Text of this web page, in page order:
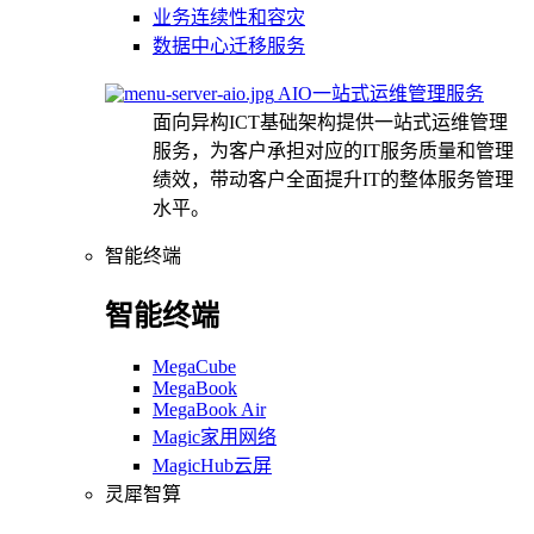
业务连续性和容灾
数据中心迁移服务
AIO一站式运维管理服务
面向异构ICT基础架构提供一站式运维管理
服务，为客户承担对应的IT服务质量和管理
绩效，带动客户全面提升IT的整体服务管理
水平。
智能终端
智能终端
MegaCube
MegaBook
MegaBook Air
Magic家用网络
MagicHub云屏
灵犀智算